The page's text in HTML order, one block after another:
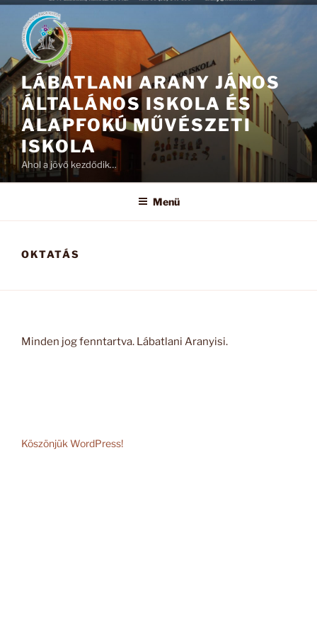
Tartalomhoz
LÁBATLANI ARANY JÁNOS
ÁLTALÁNOS ISKOLA ÉS
ALAPFOKÚ MŰVÉSZETI
ISKOLA
Ahol a jövő kezdődik…
Menü
OKTATÁS
Minden jog fenntartva. Lábatlani Aranyisi.
Köszönjük WordPress!